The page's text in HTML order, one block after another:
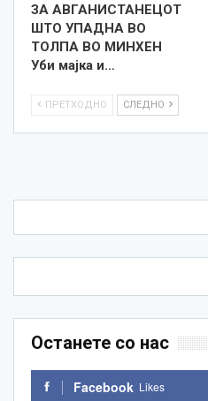
ЗА АВГАНИСТАНЕЦОТ
ШТО УПАДНА ВО
ТОЛПА ВО МИНХЕН
Уби мајка и…
ПРЕТХОДНО СЛЕДНО
Останете со нас
Facebook Likes